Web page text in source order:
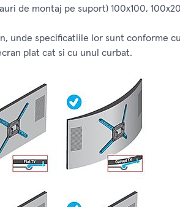
de montaj pe suport) 100x100,
unde specificatiile lor sunt conforme
plat cat si cu unul curbat.